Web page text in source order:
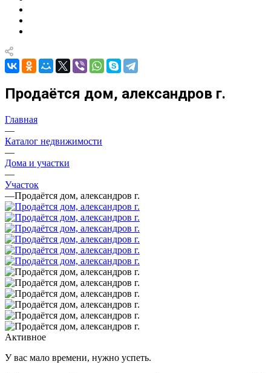
Продаётся дом, александров г.
Главная
—
Каталог недвижимости
—
Дома и участки
—
Участок
—Продаётся дом, александров г.
Активное
У вас мало времени, нужно успеть.